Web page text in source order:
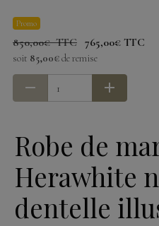
Promo
850,00€ TTC 765,00€ TTC
soit 85,00€de remise
Robe de
Herawhite
dentelle